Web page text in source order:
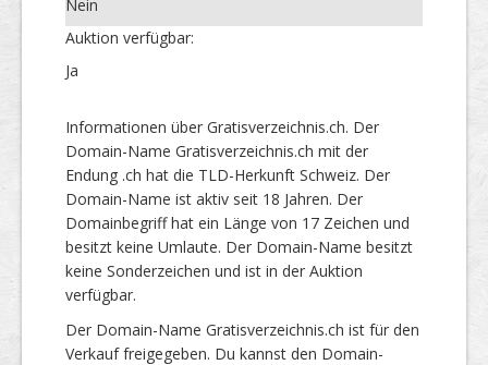
Nein
Auktion verfügbar:
Ja
Informationen über Gratisverzeichnis.ch. Der
Domain-Name Gratisverzeichnis.ch mit der
Endung .ch hat die TLD-Herkunft Schweiz. Der
Domain-Name ist aktiv seit 18 Jahren. Der
Domainbegriff hat ein Länge von 17 Zeichen und
besitzt keine Umlaute. Der Domain-Name besitzt
keine Sonderzeichen und ist in der Auktion
verfügbar.
Der Domain-Name Gratisverzeichnis.ch ist für den
Verkauf freigegeben. Du kannst den Domain-